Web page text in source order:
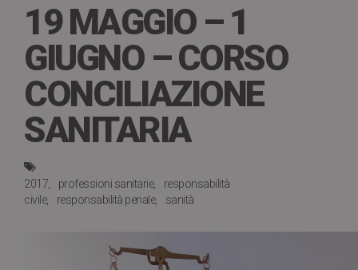
19 MAGGIO – 1
GIUGNO – CORSO
CONCILIAZIONE
SANITARIA
2017 professioni sanitarie
responsabilità
civile
responsabilità penale sanità